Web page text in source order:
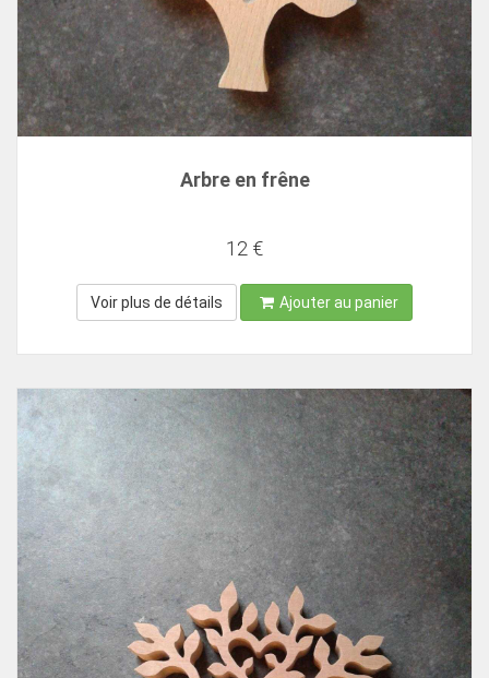
Arbre en frêne
12 €
Voir plus de détails Ajouter au panier